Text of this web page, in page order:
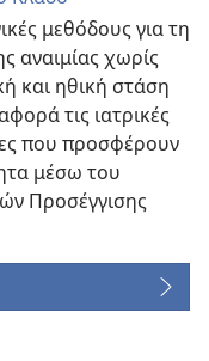
μεθόδους για τη
αναιμίας χωρίς
και ηθική στάση
τις ιατρικές
που προσφέρουν
μέσω του
Προσέγγισης